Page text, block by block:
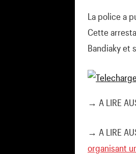
La police a
Cette
Bandiaky et
→ A LIRE
→ A LIRE
organisant